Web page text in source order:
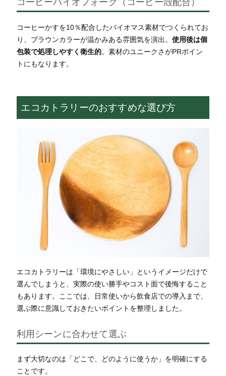
コーヒーバイオフォーク（コーヒー殻配合）
コーヒーかすを10％配合したバイオマス素材でつくられてお
り、ブラウンカラーが温かみある雰囲気を演出。 使用後は個
包装で処理しやすく衛生的。素材のユニークさがPRポイン
トにもなります。
エコカトラリーのおすすめな選び方
エコカトラリーは「環境にやさしい」というイメージだけで
選んでしまうと、実際の使い勝手やコスト面で後悔すること
もあります。ここでは、日常使いから飲食店での導入まで、
選ぶ際に意識しておきたいポイントを整理しました。
利用シーンに合わせて選ぶ
まず大切なのは「どこで、どのように使うか」を明確にする
ことです。